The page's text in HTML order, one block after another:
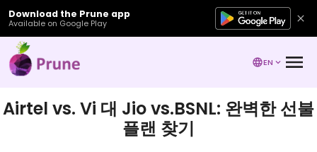
Download the Prune app
Available on Google Play
EN
Airtel vs. Vi 대 Jio vs.BSNL: 완벽한 선불
플랜 찾기